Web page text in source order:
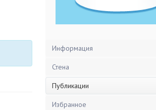
Информация
Стена
Публикации
Избранное